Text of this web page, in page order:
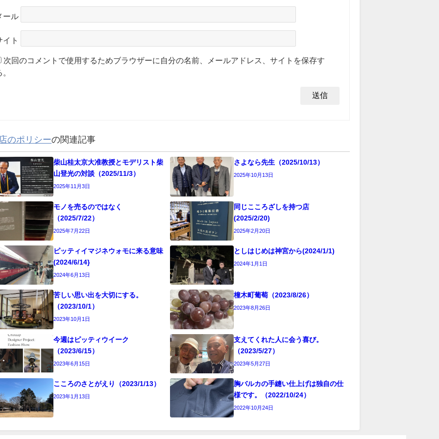
ール
イト
次回のコメントで使用するためブラウザーに自分の名前、メールアドレス、サイトを保存す
のポリシーの関連記事
柴山桂太京大准教授とモデリスト柴
山登光の対談（2025/11/3）
2025年11月3日
さよなら先生（2025/10/13）
2025年10月13日
モノを売るのではなく
（2025/7/22）
2025年7月22日
同じこころざしを持つ店
(2025/2/20)
2025年2月20日
ピッティイマジネウォモに来る意味
(2024/6/14}
2024年6月13日
としはじめは神宮から(2024/1/1)
2024年1月1日
苦しい思い出を大切にする。
（2023/10/1）
2023年10月1日
橦木町葡萄（2023/8/26）
2023年8月26日
今週はピッティウイーク
（2023/6/15）
2023年6月15日
支えてくれた人に会う喜び。
（2023/5/27）
2023年5月27日
こころのさとがえり（2023/1/13）
2023年1月13日
胸バルカの手縫い仕上げは独自の仕
様です。（2022/10/24）
2022年10月24日